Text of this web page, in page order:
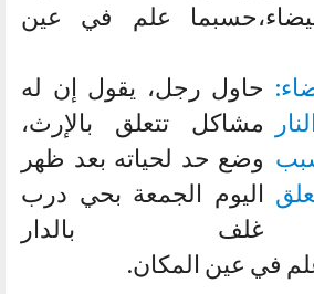
علم في عين
حاول رجل، يقول إن له
مشاكل تتعلق بالإرث،
وضع حد لحياته بعد ظهر
اليوم الجمعة بحي درب
غلف بالدار
في عين المكان.